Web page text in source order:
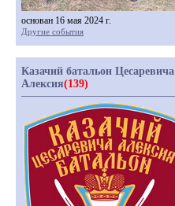
основан 16 мая 2024 г.
Другие события
Казачий батальон Цесаревича
Алексия(139)